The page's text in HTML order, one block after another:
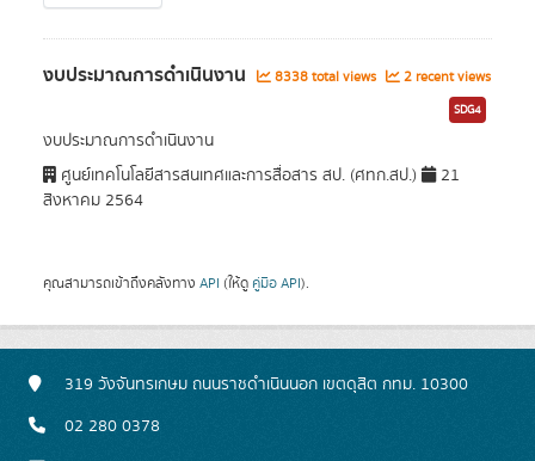
งบประมาณการดำเนินงาน 8338 total views 2 recent views
SDG4
งบประมาณการดำเนินงาน
ศูนย์เทคโนโลยีสารสนเทศและการสื่อสาร สป. (ศทก.สป.)
21
สิงหาคม 2564
คุณสามารถเข้าถึงคลังทาง API (ให้ดู คู่มือ API).
319 วังจันทรเกษม ถนนราชดำเนินนอก เขตดุสิต กทม. 10300
02 280 0378